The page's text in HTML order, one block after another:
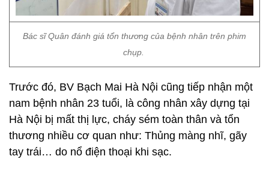
Bác sĩ Quân đánh giá tổn thương của bệnh nhân trên phim
chụp.
Trước đó, BV Bạch Mai Hà Nội cũng tiếp nhận một
nam bệnh nhân 23 tuổi, là công nhân xây dựng tại
Hà Nội bị mất thị lực, cháy sém toàn thân và tổn
thương nhiều cơ quan như: Thủng màng nhĩ, gãy
tay trái… do nổ điện thoại khi sạc.